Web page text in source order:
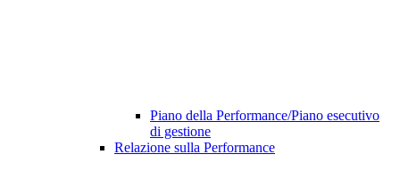
Piano della Performance/Piano esecutivo
di gestione
Relazione sulla Performance